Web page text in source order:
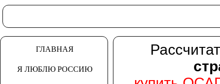
ГЛАВНАЯ
Я ЛЮБЛЮ РОССИЮ